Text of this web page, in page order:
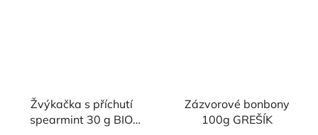
Žvýkačka s příchutí
spearmint 30 g BIO
Zázvorové bonbony
100g GREŠÍK